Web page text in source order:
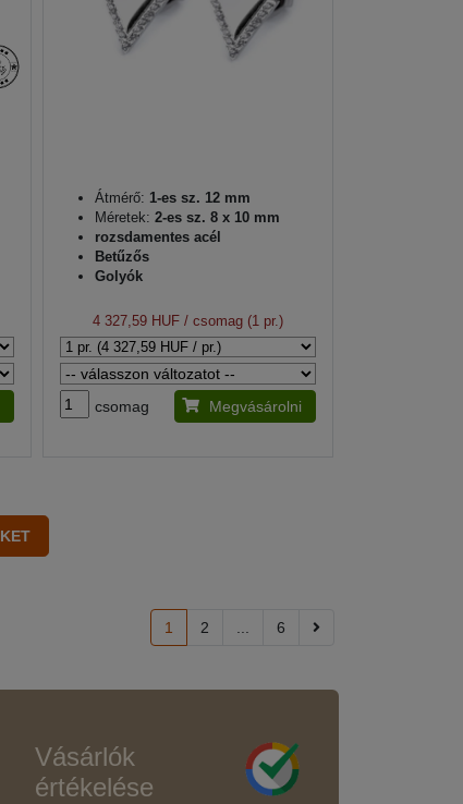
Átmérő: 1-es sz. 12 mm
Méretek: 2-es sz. 8 x 10 mm
rozsdamentes acél
Betűzős
Golyók
4 327,59 HUF/ csomag (1 pr.)
csomag Megvásárolni
1 2 6
Vásárlók
értékelése